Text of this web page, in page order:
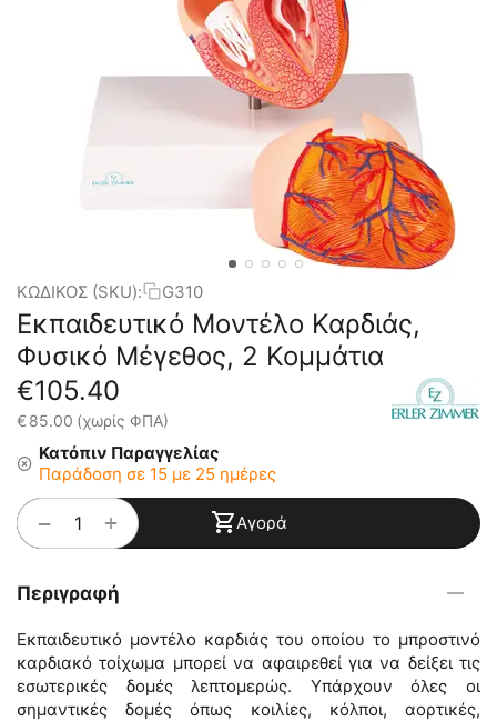
ΚΩΔΙΚΟΣ (SKU): G310
Εκπαιδευτικό Μοντέλο Καρδιάς,
Φυσικό Μέγεθος, 2 Κομμάτια
€105.40
€85.00 (χωρίς ΦΠΑ)
Κατόπιν Παραγγελίας
Παράδοση σε 15 με 25 ημέρες
+
− Αγορά
Περιγραφή
Εκπαιδευτικό μοντέλο καρδιάς του οποίου το μπροστινό
καρδιακό τοίχωμα μπορεί να αφαιρεθεί για να δείξει τις
εσωτερικές δομές λεπτομερώς. Υπάρχουν όλες οι
σημαντικές δομές όπως κοιλίες, κόλποι, αορτικές,